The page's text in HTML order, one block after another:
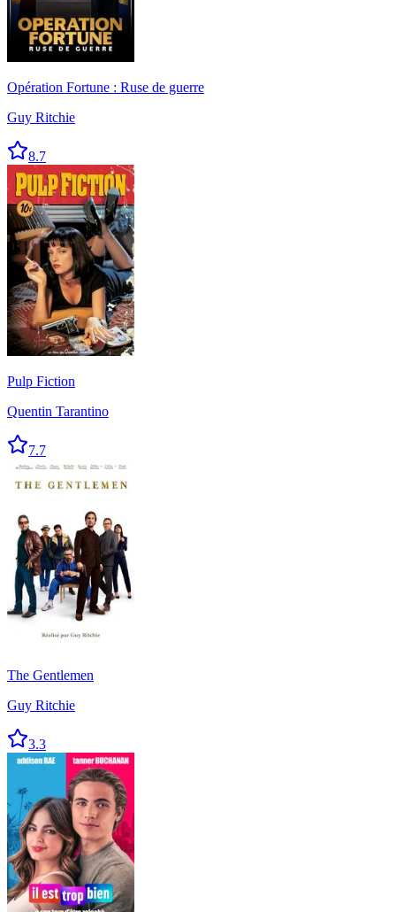
Opération Fortune : Ruse de guerre
Guy Ritchie
8.7
Pulp Fiction
Quentin Tarantino
7.7
The Gentlemen
Guy Ritchie
3.3